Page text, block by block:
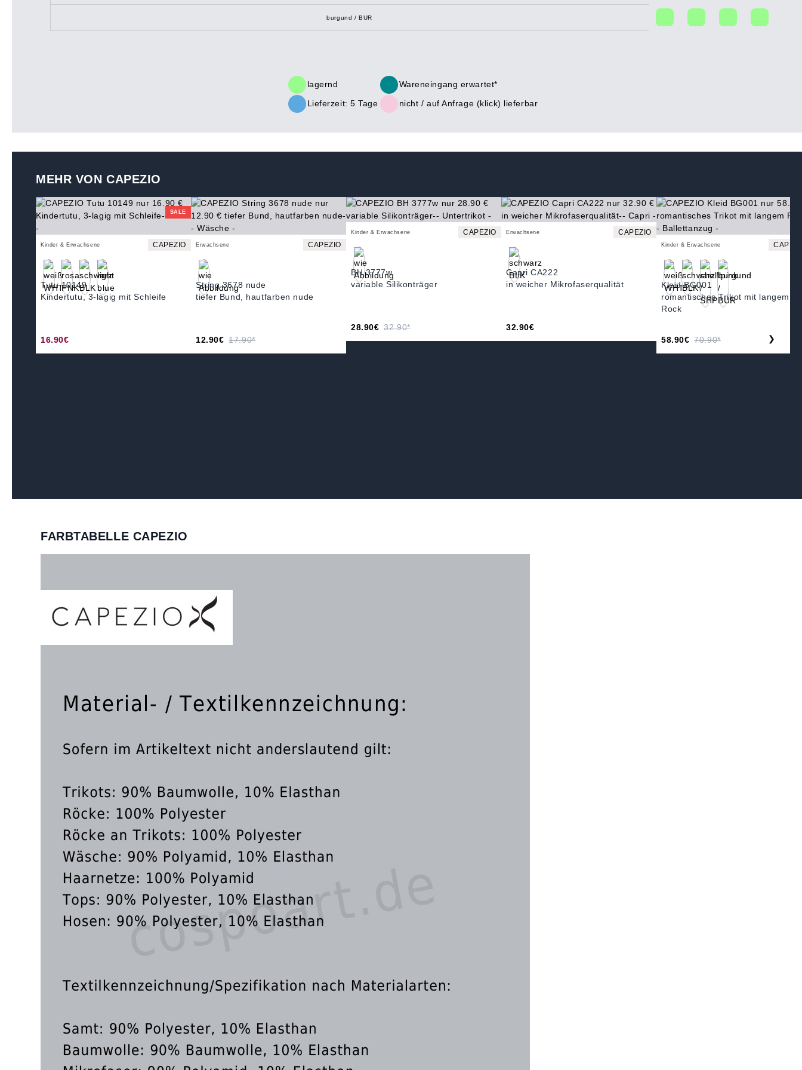
burgund / BUR
lagernd
Wareneingang erwartet*
Lieferzeit: 5 Tage
nicht / auf Anfrage (klick) lieferbar
MEHR VON CAPEZIO
SALE
Kinder & Erwachsene CAPEZIO
Tutu 10149
Kindertutu, 3-lagig mit Schleife
16.90€
Erwachsene CAPEZIO
String 3678 nude
tiefer Bund, hautfarben nude
12.90€ 17.90*
Kinder & Erwachsene CAPEZIO
BH 3777w
variable Silikonträger
28.90€ 32.90*
Erwachsene CAPEZIO
Capri CA222
in weicher Mikrofaserqualität
32.90€
Kinder & Erwachsene
Kleid BG001
romantisches Trikot mit langem
Rock
58.90€ 70.90* ❯
FARBTABELLE CAPEZIO